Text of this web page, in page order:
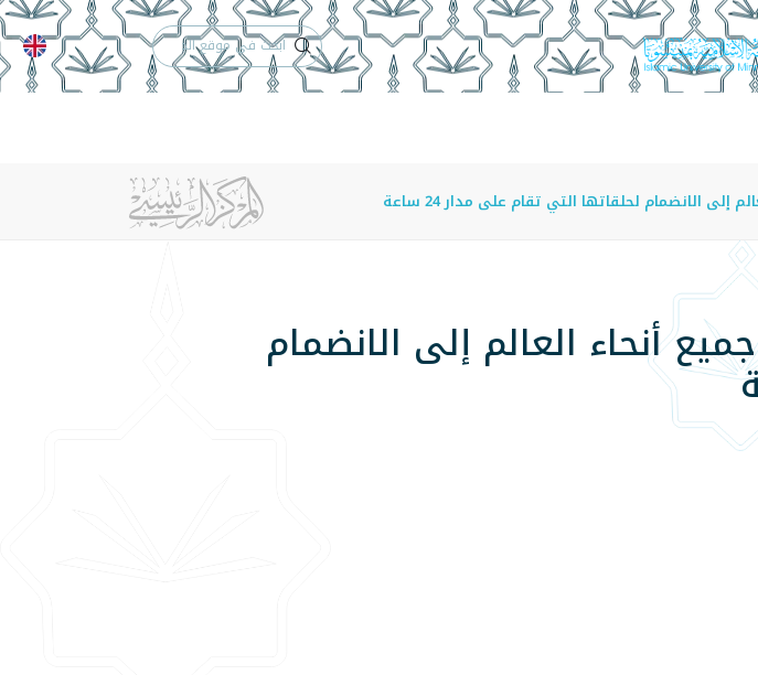
الدعم الفنيالتقويم الجامعي
الانضمام لحلقاتها التي تقام على مدار 24 ساعة
أنحاء العالم إلى الانضمام